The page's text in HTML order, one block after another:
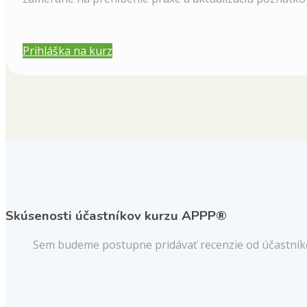
Prihláška na kurz
Skúsenosti účastníkov kurzu APPP®
Sem budeme postupne pridávať recenzie od